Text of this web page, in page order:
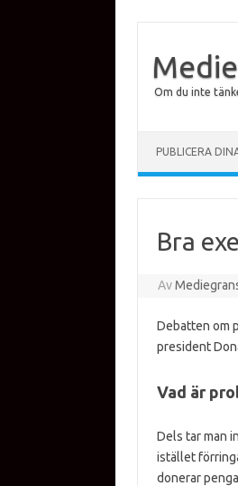
Om du inte
PUBLICERA
Bra
Av
Debatten om
president
Vad är
Dels tar man
istället
donerar